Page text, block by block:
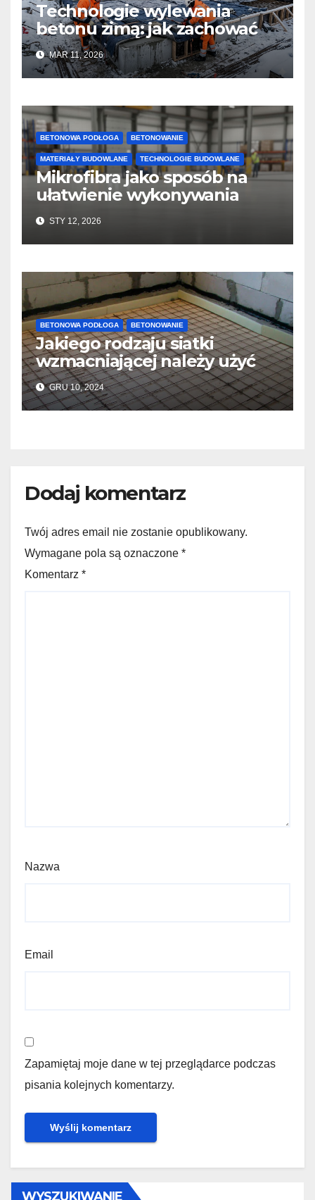
Technologie wylewania
betonu zimą: jak zachować
jakość i przyspieszyć
twardnienie
MAR 11, 2026
BETONOWA PODŁOGA BETONOWANIE
MATERIAŁY BUDOWLANE TECHNOLOGIE BUDOWLANE
Mikrofibra jako sposób na
ułatwienie wykonywania
posadzek betonowych i
konstrukcji
STY 12, 2026
BETONOWA PODŁOGA BETONOWANIE
Jakiego rodzaju siatki
wzmacniającej należy użyć
do wylewek podłogowych?
GRU 10, 2024
Dodaj komentarz
Twój adres email nie zostanie opublikowany.
Wymagane pola są oznaczone *
Komentarz *
Nazwa
Email
Zapamiętaj moje dane w tej przeglądarce podczas
pisania kolejnych komentarzy.
WYSZUKIWANIE